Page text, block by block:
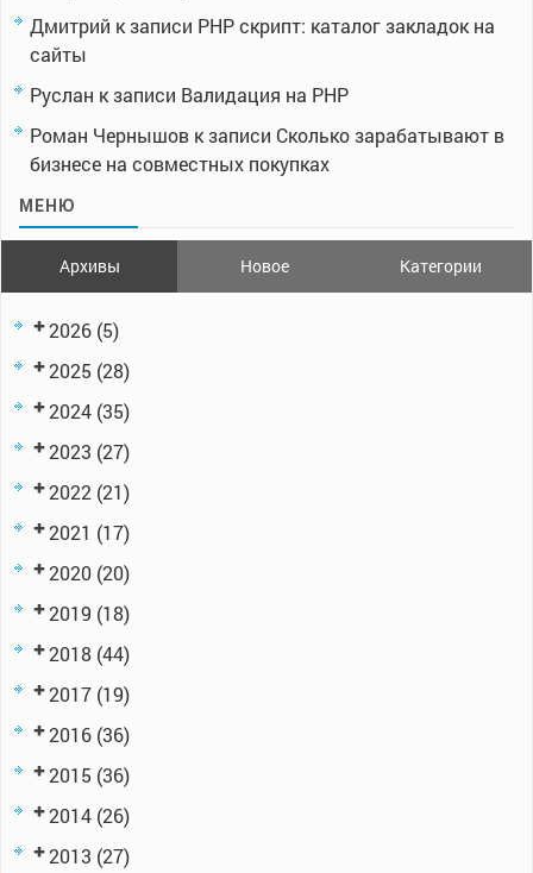
Дмитрий к записи PHP скрипт: каталог закладок на
сайты
Руслан к записи Валидация на PHP
Роман Чернышов к записи Сколько зарабатывают в
бизнесе на совместных покупках
МЕНЮ
Архивы Новое Категории
2026 (5)
2025 (28)
2024 (35)
2023 (27)
2022 (21)
2021 (17)
2020 (20)
2019 (18)
2018 (44)
2017 (19)
2016 (36)
2015 (36)
2014 (26)
2013 (27)